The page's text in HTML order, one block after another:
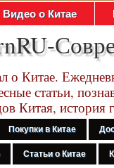
Видео о Китае
о Китае.
статьи,
Китая, история
Покупки в Китае
Статьи о Китае